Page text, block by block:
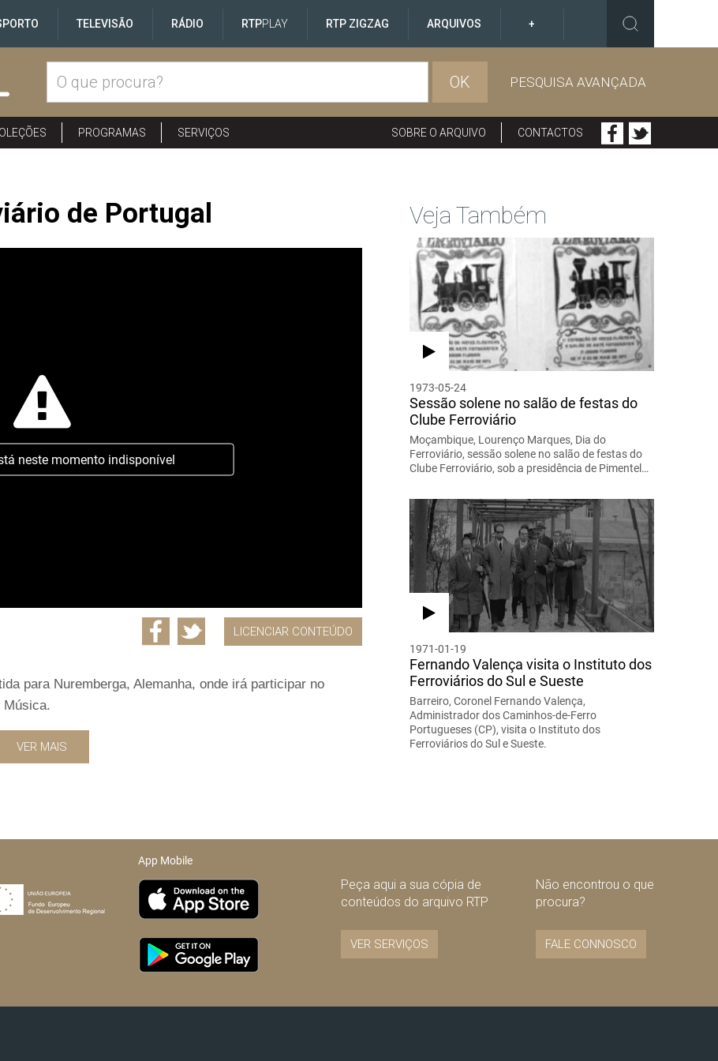
TELEVISÃO RÁDIO RTPPLAY RTP ZIGZAG ARQUIVOS +
OK PESQUISA AVANÇADA
PROGRAMAS SERVIÇOS SOBRE O ARQUIVO CONTACTOS
de Portugal
neste momento indisponível
LICENCIAR CONTEÚDO
para Nuremberga, Alemanha, onde irá participar no
Música.
VER MAIS
Veja Também
1973-05-24
Sessão solene no salão de festas do
Clube Ferroviário
Moçambique, Lourenço Marques, Dia do
Ferroviário, sessão solene no salão de festas do
Clube Ferroviário, sob a presidência de Pimentel…
1971-01-19
Fernando Valença visita o Instituto dos
Ferroviários do Sul e Sueste
Barreiro, Coronel Fernando Valença,
Administrador dos Caminhos-de-Ferro
Portugueses (CP), visita o Instituto dos
Ferroviários do Sul e Sueste.
App Mobile
Peça aqui a sua cópia de
conteúdos do arquivo RTP
VER SERVIÇOS
Não encontrou o que
procura?
FALE CONNOSCO